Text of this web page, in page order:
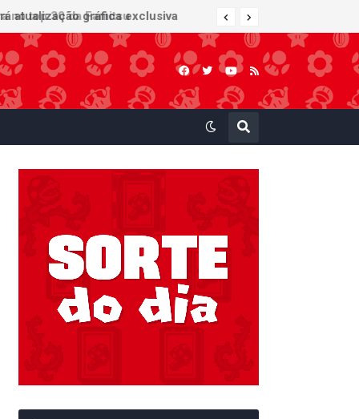
atualização gráfica exclusiva